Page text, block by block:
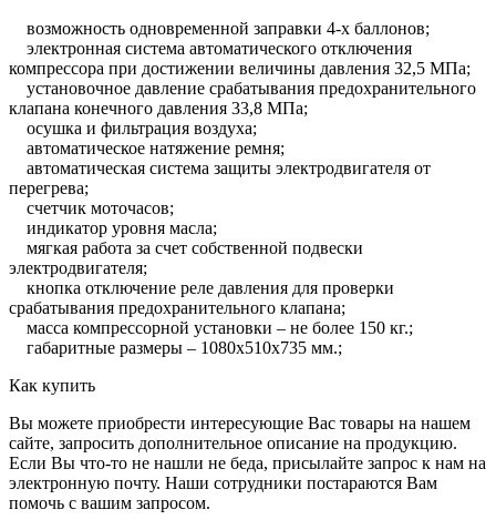
возможность одновременной заправки 4-х баллонов;
электронная система автоматического отключения
компрессора при достижении величины давления 32,5 МПа;
установочное давление срабатывания предохранительного
клапана конечного давления 33,8 МПа;
осушка и фильтрация воздуха;
автоматическое натяжение ремня;
автоматическая система защиты электродвигателя от
перегрева;
счетчик моточасов;
индикатор уровня масла;
мягкая работа за счет собственной подвески
электродвигателя;
кнопка отключение реле давления для проверки
срабатывания предохранительного клапана;
масса компрессорной установки – не более 150 кг.;
габаритные размеры – 1080х510х735 мм.;
Как купить
Вы можете приобрести интересующие Вас товары на нашем
сайте, запросить дополнительное описание на продукцию.
Если Вы что-то не нашли не беда, присылайте запрос к нам на
электронную почту. Наши сотрудники постараются Вам
помочь с вашим запросом.